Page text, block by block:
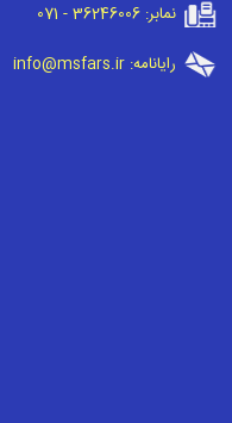
نمابر:071 - 36246006
رایانامه:info@msfars.ir